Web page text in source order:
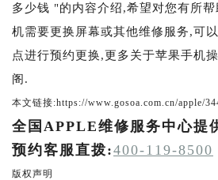
多少钱 "的内容介绍,希望对您有所
机需要更换屏幕或其他维修服务,可
点进行预约更换,更多关于苹果手机
阁.
本文链接:https://www.gosoa.com.cn/apple/
全国APPLE维修服务中心提
预约客服直拨:400-119-8500
版权声明